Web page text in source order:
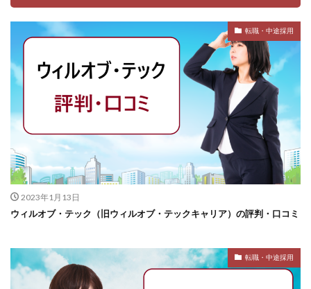
転職・中途採用
2023年1月13日
ウィルオブ・テック（旧ウィルオブ・テックキャリア）の評判・口コミ
転職・中途採用